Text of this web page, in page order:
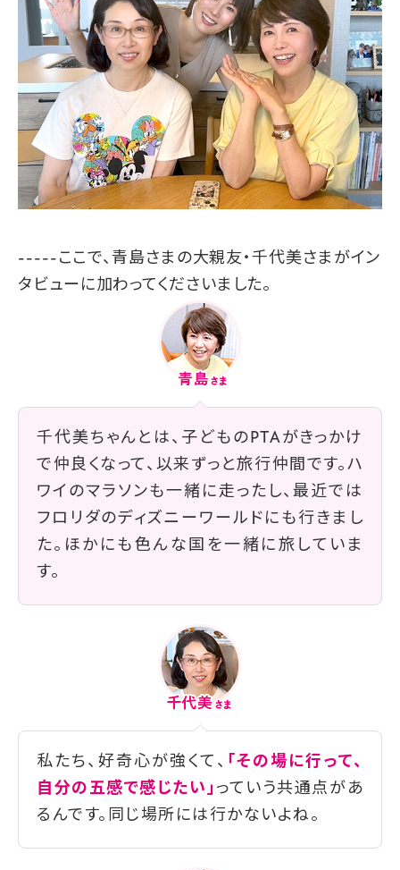
-----ここで、青島さまの大親友・千代美さまがイン
タビューに加わってくださいました。
千代美ちゃんとは、子どものPTAがきっかけ
で仲良くなって、以来ずっと旅行仲間です。ハ
ワイのマラソンも一緒に走ったし、最近では
フロリダのディズニーワールドにも行きまし
た。ほかにも色んな国を一緒に旅していま
す。
私たち、好奇心が強くて、 「その場に行って、
自分の五感で感じたい」 っていう共通点があ
るんです。同じ場所には行かないよね。